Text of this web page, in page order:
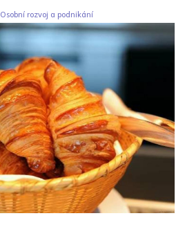
Osobní rozvoj a podnikání